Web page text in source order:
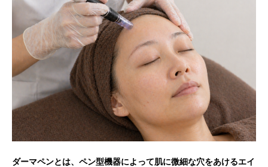
ダーマペンとは、ペン型機器によって肌に微細な穴をあけるエイ